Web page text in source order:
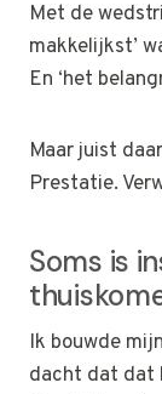
Met de
makkelijkst’
En ‘het
Maar juist
Prestatie.
Soms is
Ik bouwde
dacht dat dat